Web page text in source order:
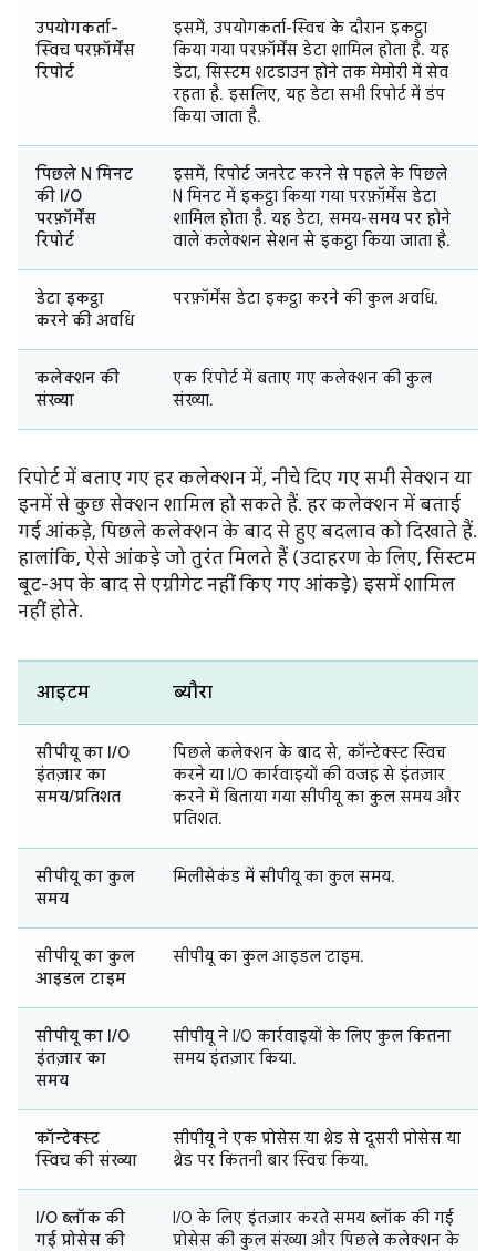
उपयोगकर्ता-
स्विच परफ़ॉर्मेंस
रिपोर्ट
इसमें, उपयोगकर्ता-स्विच के दौरान इकट्ठा
किया गया परफ़ॉर्मेंस डेटा शामिल होता है. यह
डेटा, सिस्टम शटडाउन होने तक मेमोरी में सेव
रहता है. इसलिए, यह डेटा सभी रिपोर्ट में डंप
किया जाता है.
पिछले N मिनट
की I/O
परफ़ॉर्मेंस
रिपोर्ट
इसमें, रिपोर्ट जनरेट करने से पहले के पिछले
N मिनट में इकट्ठा किया गया परफ़ॉर्मेंस डेटा
शामिल होता है. यह डेटा, समय-समय पर होने
वाले कलेक्शन सेशन से इकट्ठा किया जाता है.
डेटा इकट्ठा
करने की अवधि
परफ़ॉर्मेंस डेटा इकट्ठा करने की कुल अवधि.
कलेक्शन की
संख्या
एक रिपोर्ट में बताए गए कलेक्शन की कुल
संख्या.
रिपोर्ट में बताए गए हर कलेक्शन में, नीचे दिए गए सभी सेक्शन या
इनमें से कुछ सेक्शन शामिल हो सकते हैं. हर कलेक्शन में बताई
गई आंकड़े, पिछले कलेक्शन के बाद से हुए बदलाव को दिखाते हैं.
हालांकि, ऐसे आंकड़े जो तुरंत मिलते हैं (उदाहरण के लिए, सिस्टम
बूट-अप के बाद से एग्रीगेट नहीं किए गए आंकड़े) इसमें शामिल
नहीं होते.
आइटम ब्यौरा
सीपीयू का I/O
इंतज़ार का
समय/प्रतिशत
पिछले कलेक्शन के बाद से, कॉन्टेक्स्ट स्विच
करने या I/O कार्रवाइयों की वजह से इंतज़ार
करने में बिताया गया सीपीयू का कुल समय और
प्रतिशत.
सीपीयू का कुल
समय
मिलीसेकंड में सीपीयू का कुल समय.
सीपीयू का कुल
आइडल टाइम
सीपीयू का कुल आइडल टाइम.
सीपीयू का I/O
इंतज़ार का
समय
सीपीयू ने I/O कार्रवाइयों के लिए कुल कितना
समय इंतज़ार किया.
कॉन्टेक्स्ट
स्विच की संख्या
सीपीयू ने एक प्रोसेस या थ्रेड से दूसरी प्रोसेस या
थ्रेड पर कितनी बार स्विच किया.
I/O ब्लॉक की
गई प्रोसेस की
I/O के लिए इंतज़ार करते समय ब्लॉक की गई
प्रोसेस की कुल संख्या और पिछले कलेक्शन के